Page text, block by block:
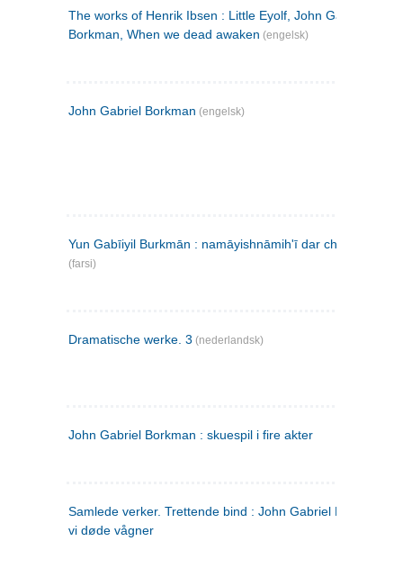
The works of Henrik Ibsen : Little Eyolf, John Gabriel
Borkman, When we dead awaken (engelsk)
John Gabriel Borkman (engelsk)
Yun Gabīiyil Burkmān : namāyishnāmihʹī dar chahār pardih
(farsi)
Dramatische werke. 3 (nederlandsk)
John Gabriel Borkman : skuespil i fire akter
Samlede verker. Trettende bind : John Gabriel Borkman ;
vi døde vågner